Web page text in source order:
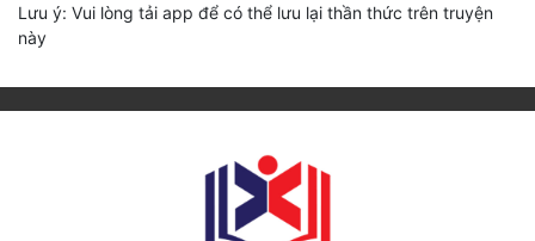
Lưu ý: Vui lòng tải app để có thể lưu lại thần thức trên truyện
này